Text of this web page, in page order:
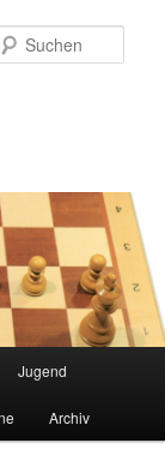
Jugend
Archiv